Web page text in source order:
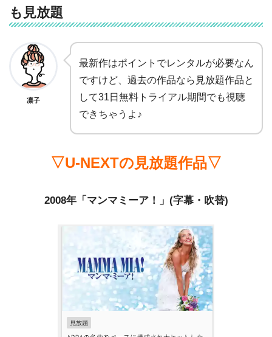
も見放題
凛子
最新作はポイントでレンタルが必要なん
ですけど、過去の作品なら見放題作品と
して31日無料トライアル期間でも視聴
できちゃうよ♪
▽U-NEXTの見放題作品▽
2008年「マンマミーア！」(字幕・吹替)